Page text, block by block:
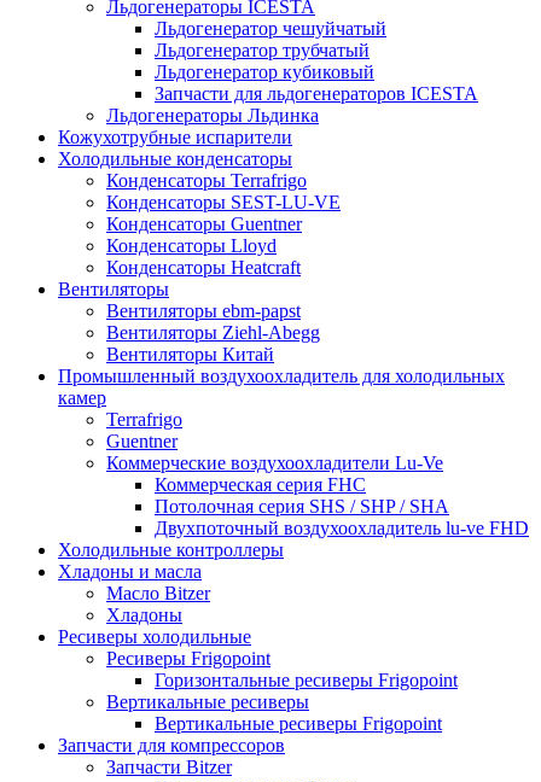
Льдогенераторы ICESTA
Льдогенератор чешуйчатый
Льдогенератор трубчатый
Льдогенератор кубиковый
Запчасти для льдогенераторов ICESTA
Льдогенераторы Льдинка
Кожухотрубные испарители
Холодильные конденсаторы
Конденсаторы Terrafrigo
Конденсаторы SEST-LU-VE
Конденсаторы Guentner
Конденсаторы Lloyd
Конденсаторы Heatcraft
Вентиляторы
Вентиляторы ebm-papst
Вентиляторы Ziehl-Abegg
Вентиляторы Китай
Промышленный воздухоохладитель для холодильных
камер
Terrafrigo
Guentner
Коммерческие воздухоохладители Lu-Ve
Коммерческая серия FHC
Потолочная серия SHS / SHP / SHA
Двухпоточный воздухоохладитель lu-ve FHD
Холодильные контроллеры
Хладоны и масла
Масло Bitzer
Хладоны
Ресиверы холодильные
Ресиверы Frigopoint
Горизонтальные ресиверы Frigopoint
Вертикальные ресиверы
Вертикальные ресиверы Frigopoint
Запчасти для компрессоров
Запчасти Bitzer